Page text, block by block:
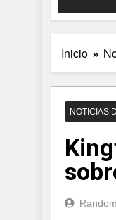
Inicio
NOTICIAS